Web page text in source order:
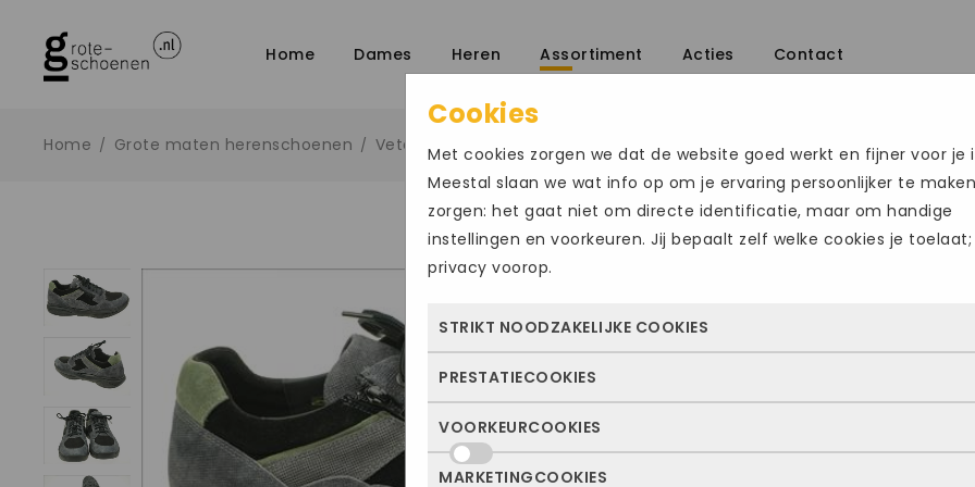
Home Dames Heren Assortiment Acties Contact
Home / Grote maten herenschoenen / Veter sportief /
€239.95
Maat
47
Cookies
Met cookies zorgen we dat de website goed werkt en fijner voor je
Meestal slaan we wat info op om je ervaring persoonlijker te
zorgen: het gaat niet om directe identificatie, maar om handige
instellingen en voorkeuren. Jij bepaalt zelf welke cookies je toelaat;
privacy voorop.
STRIKT NOODZAKELIJKE COOKIES
Deze cookies zorgen ervoor dat de website überhaupt werkt. Ze
dus altijd actief en kunnen niet worden uitgezet. Meestal worden
alleen geplaatst als jij iets doet, zoals inloggen, een formulier
of je privacyvoorkeuren opslaan. Je kunt je browser zo instellen
PRESTATIECOOKIES
Met deze cookies zien we hoe vaak onze site bezocht wordt, waar
bezoekers vandaan komen en welke pagina’s populair zijn. Zo
VOORKEURCOOKIES
MARKETINGCOOKIES